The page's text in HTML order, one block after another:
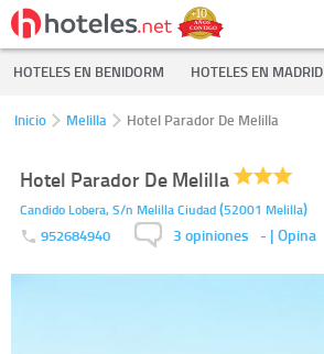
HOTELES EN BENIDORM HOTELES EN MADRID
Inicio Melilla Hotel Parador De Melilla
Hotel Parador De Melilla
Candido Lobera, S/n Melilla Ciudad(52001 Melilla)
952684940 3 opiniones - | Opina